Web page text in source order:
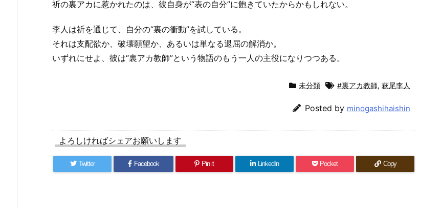
祈の裏アカに惹かれたのは、彼自身が“表の自分”に飽きていたからかもしれない。
李人は祈を通じて、自分の“裏の衝動”を試している。
それは支配欲か、破壊願望か、あるいは単なる退屈の解消か。
いずれにせよ、彼は“裏アカ教師”という物語のもう一人の主役になりつつある。
未分類 #裏アカ教師, 萩尾李人
Posted by minogashihaishin
よろしければシェアお願いします
Twitter Facebook Pin it LinkedIn Pocket Copy